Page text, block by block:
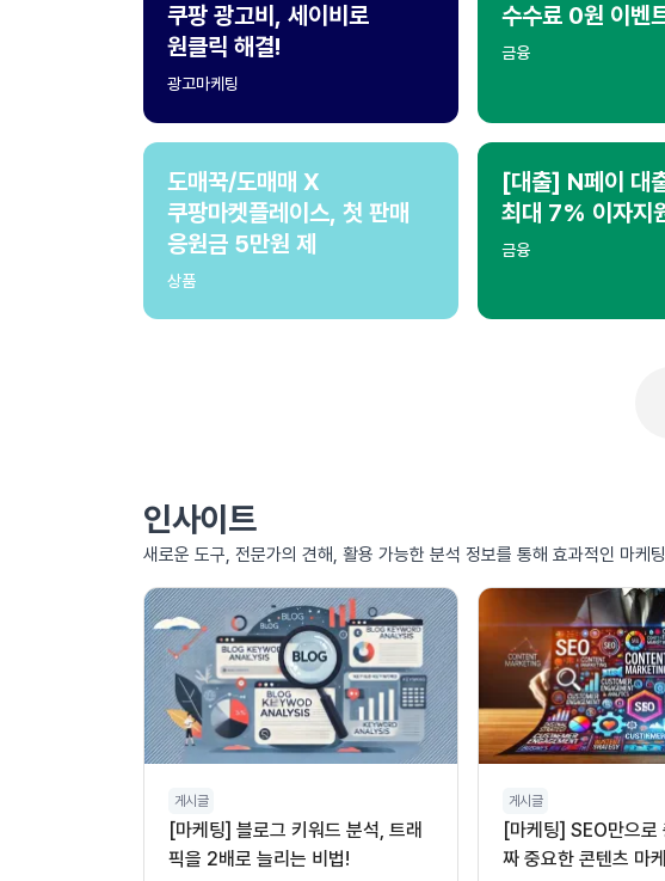
쿠팡 광고비, 세이비로
원클릭 해결!
광고마케팅
수수료 0원 이벤
금융
도매꾹/도매매 X
쿠팡마켓플레이스, 첫 판매
응원금 5만원 제
상품
[대출] N페이 대
최대 7% 이자지
금융
인사이트
새로운 도구, 전문가의 견해, 활용 가능한 분석 정보를 통해 효과적인 마케
게시글
[마케팅] 블로그 키워드 분석, 트래
픽을 2배로 늘리는 비법!
게시글
[마케팅] SEO만으로
짜 중요한 콘텐츠 마